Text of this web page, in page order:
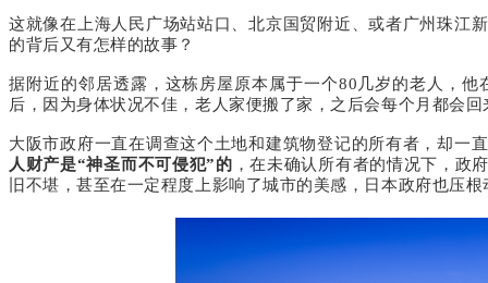
这就像在上海人民广场站站口、北京国贸附近、或者广州珠江
的背后又有怎样的故事？
据附近的邻居透露，这栋房屋原本属于一个80 几岁的老人，他
后，因为身体状况不佳，老人家便搬了家，之后会每个月都会
大阪市政府一直在调查这个土地和建筑物登记的所有者，却一
人财产是“神圣而不可侵犯”的 ，在未确认所有者的情况下，政
旧不堪，甚至在一定程度上影响了城市的美感，日本政府也压